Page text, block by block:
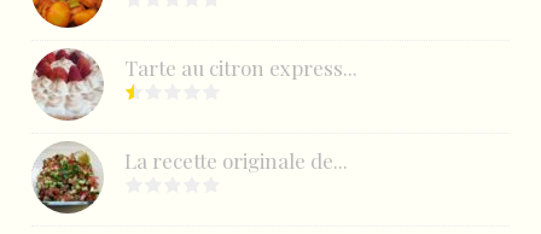
Tarte au citron express...
La recette originale de...